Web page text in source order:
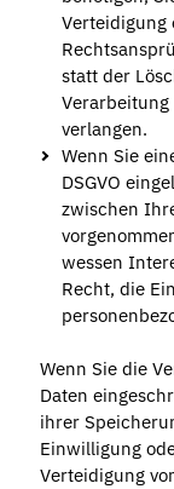
Verteidigung
statt der
Verarbeitung
verlangen.
Wenn Sie
DSGVO
zwischen
wessen
Recht, die
Wenn Sie die
Daten
ihrer
Einwilligung
Verteidigung